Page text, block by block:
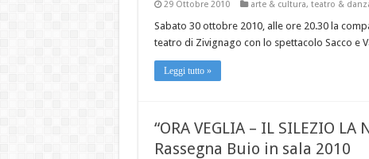
29 Ottobre 2010 arte & cultura, teatro &
Sabato 30 ottobre 2010, alle ore 20.30 la
teatro di Zivignago con lo spettacolo Sacco e
Leggi tutto »
“ORA VEGLIA – IL SILEZIO LA
Rassegna Buio in sala 2010